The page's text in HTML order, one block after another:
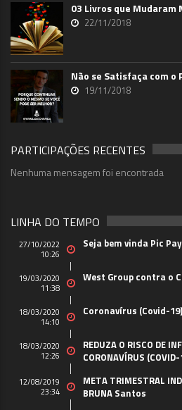
03 Livros que Mudaram
22/11/2018
Não se Satisfaça com o
19/11/2018
PARTICIPAÇÕES RECENTES
Nenhuma mensagem foi encontrada
LINHA DO TEMPO
27/10/2022
10:26
Seja bem vinda Pic
19/03/2020
11:38
West Group contra o
18/03/2020
14:10
Coronavírus (Covid-19)
18/03/2020
12:26
REDUZA O RISCO DE
CORONAVÍRUS
12/08/2019
23:34
META TRIMESTRAL
BRUNA Santos